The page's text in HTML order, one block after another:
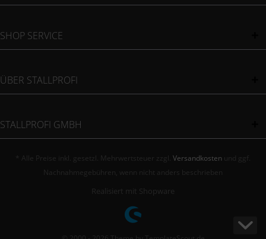
SHOP SERVICE
ÜBER STALLPROFI
STALLPROFI GMBH
* Alle Preise inkl. gesetzl. Mehrwertsteuer zzgl. Versandkosten und ggf.
Nachnahmegebühren, wenn nicht anders beschrieben
Realisiert mit Shopware